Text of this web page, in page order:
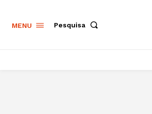
MENU Pesquisa